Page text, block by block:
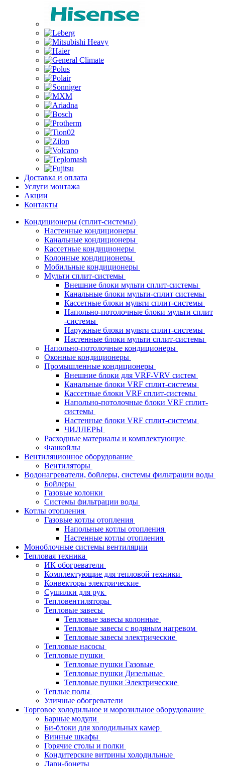
Доставка и оплата
Услуги монтажа
Акции
Контакты
Кондиционеры (сплит-системы)
Настенные кондиционеры
Канальные кондиционеры
Кассетные кондиционеры
Колонные кондиционеры
Мобильные кондиционеры
Мульти сплит-системы
Внешние блоки мульти сплит-системы
Канальные блоки мульти-сплит системы
Кассетные блоки мульти сплит-системы
Напольно-потолочные блоки мульти сплит
-системы
Наружные блоки мульти сплит-системы
Настенные блоки мульти сплит-системы
Напольно-потолочные кондиционеры
Оконные кондиционеры
Промышленные кондиционеры
Внешние блоки для VRF-VRV систем
Канальные блоки VRF сплит-системы
Кассетные блоки VRF сплит-системы
Напольно-потолочные блоки VRF сплит-
системы
Настенные блоки VRF сплит-системы
ЧИЛЛЕРЫ
Расходные материалы и комплектующие
Фанкойлы
Вентиляционное оборудование
Вентиляторы
Водонагреватели, бойлеры, системы фильтрации воды
Бойлеры
Газовые колонки
Системы фильтрации воды
Котлы отопления
Газовые котлы отопления
Напольные котлы отопления
Настенные котлы отопления
Моноблочные системы вентиляции
Тепловая техника
ИК обогреватели
Комплектующие для тепловой техники
Конвекторы электрические
Сушилки для рук
Тепловентиляторы
Тепловые завесы
Тепловые завесы колонные
Тепловые завесы с водяным нагревом
Тепловые завесы электрические
Тепловые насосы
Тепловые пушки
Тепловые пушки Газовые
Тепловые пушки Дизельные
Тепловые пушки Электрические
Теплые полы
Уличные обогреватели
Торговое холодильное и морозильное оборудование
Барные модули
Би-блоки для холодильных камер
Винные шкафы
Горячие столы и полки
Кондитерские витрины холодильные
Лари-бонеты